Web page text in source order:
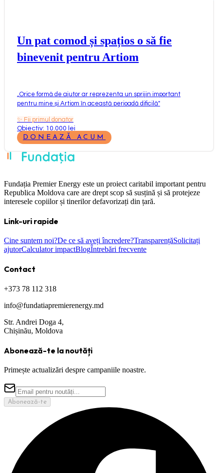
Un pat comod și spațios o să fie
binevenit pentru Artiom
Orice formă de ajutor ar reprezenta un sprijin important
pentru mine și Artiom în această perioadă dificilă"
✨ Fii primul donator
Obiectiv: 10.000 lei
DONEAZĂ ACUM
Fundația Premier Energy este un proiect caritabil important pentru
Republica Moldova care are drept scop să susțină și să protejeze
interesele copiilor și tinerilor defavorizați din țară.
Link-uri rapide
Cine suntem noi?De ce să aveți încredere?TransparențăSolicitați
ajutorCalculator impactBlogÎntrebări frecvente
Contact
+373 78 112 318
info@fundatiapremierenergy.md
Str. Andrei Doga 4,
Chișinău, Moldova
Abonează-te la noutăți
Primește actualizări despre campaniile noastre.
Abonează-te